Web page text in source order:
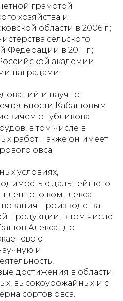
грамотой
хозяйства и
области в 2006 г.;
сельского
Федерации в 2011 г.;
академии
наградами.
и научно-
Кабашовым
опубликован
в том числе в
работ. Также он имеет
овса.
условиях,
дальнейшего
комплекса
производства
продукции, в том числе
Александр
свою
и
достижения в области
высокоурожайных и с
сортов овса.